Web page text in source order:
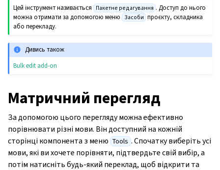
Цей інструмент називається Пакетне редагування . Доступ до нього
можна отримати за допомогою меню Засоби проєкту, складника
або перекладу.
Дивись також
Bulk edit add-on
Матричний перегляд
За допомогою цього перегляду можна ефективно
порівнювати різні мови. Він доступний на кожній
сторінці компонента з меню Tools . Спочатку виберіть усі
мови, які ви хочете порівняти, підтвердьте свій вибір, а
потім натисніть будь-який переклад, щоб відкрити та